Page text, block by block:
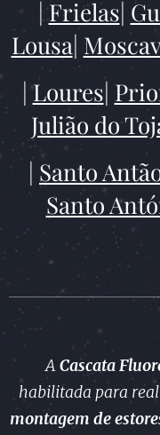
|Frielas|
Lousa|
|Loures|
Julião do
| Santo
Santo
ACascata
habilitada para
montagem de